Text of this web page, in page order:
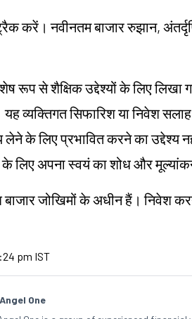
करें। नवीनतम बाजार रुझान,
रूप से शैक्षिक उद्देश्यों के लिए
व्यक्तिगत सिफारिश या निवेश
लेने के लिए प्रभावित करने का उद्देश्य
के लिए अपना स्वयं का शोध और
बाजार जोखिमों के अधीन हैं। निवेश
pm IST
One